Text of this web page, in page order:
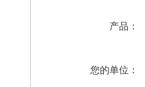
产品：
您的单位：